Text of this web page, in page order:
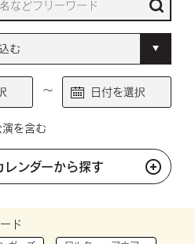
～
レンダーから探す
を含む
ド